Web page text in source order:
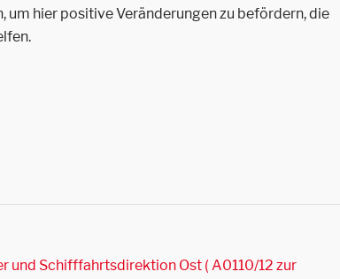
hier positive Veränderungen zu befördern, die
und Schifffahrtsdirektion Ost ( A0110/12 zur